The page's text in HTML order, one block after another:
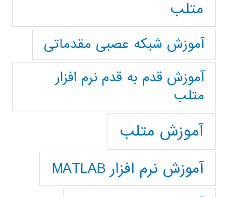
متلب
آموزش شبکه عصبی مقدماتی
آموزش قدم به قدم نرم افزار
متلب
آموزش متلب
آموزش نرم افزار MATLAB